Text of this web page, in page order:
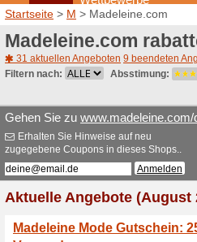
Shops
Startseite>M